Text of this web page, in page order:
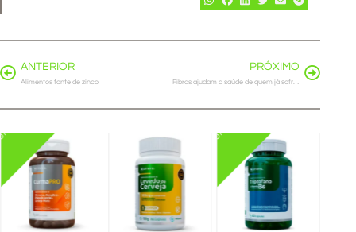
ANTERIOR
Alimentos fonte de zinco
PRÓXIMO
Fibras ajudam a saúde de quem já sofreu infarto
Suplemento
Levedo
Triptofano
Complexo
B + Zinco
Vitamina